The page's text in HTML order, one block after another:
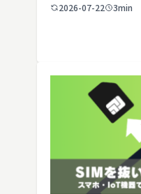
2026-07-22
3min